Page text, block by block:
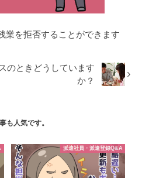
業を拒否することができます
のときどうしています
か？
も人気です。
派遣社員・派遣登録Q&A